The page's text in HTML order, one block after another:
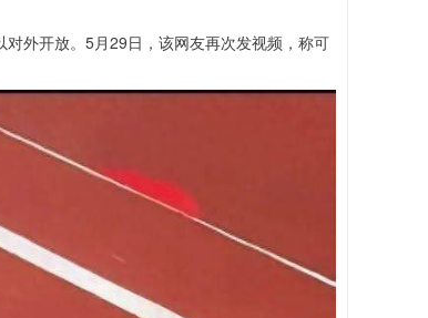
外开放。5月29日，该网友再次发视频，称可